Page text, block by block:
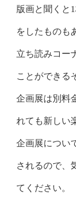
版画と聞くと
をしたものも
立ち読みコー
ことができる
企画展は別料
れても新しい
企画展につい
されるので、
てください。